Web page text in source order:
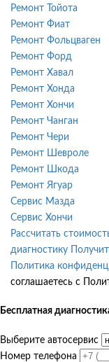
Ремонт Тойота
Ремонт Фиат
Ремонт Фольцваген
Ремонт Форд
Ремонт Хавал
Ремонт Хонда
Ремонт Хончи
Ремонт Чанган
Ремонт Чери
Ремонт Шевроле
Ремонт Шкода
Ремонт Ягуар
Сервис Мазда
Сервис Хончи
Рассчитать
диагностику
Политика
соглашаетесь с
Бесплатная
Выберите автосервис
Номер телефона